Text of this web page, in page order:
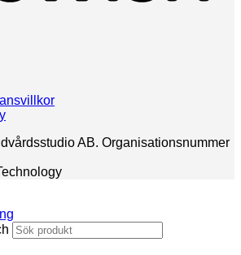
AB. Organisationsnummer